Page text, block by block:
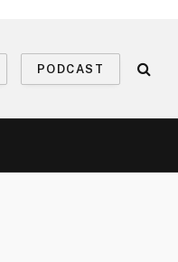
PODCAST